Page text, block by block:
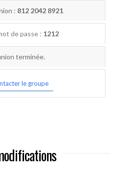
: 812 2042 8921
de passe : 1212
terminée.
le groupe